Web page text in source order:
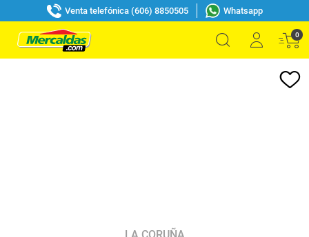
Venta telefónica (606) 8850505 Whatsapp
0